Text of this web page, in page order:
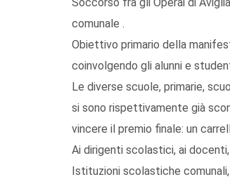
comunale .
Obiettivo primario della
coinvolgendo gli alunni e
Le diverse scuole, primarie,
si sono rispettivamente già
vincere il premio finale: un
Ai dirigenti scolastici, ai
Istituzioni scolastiche